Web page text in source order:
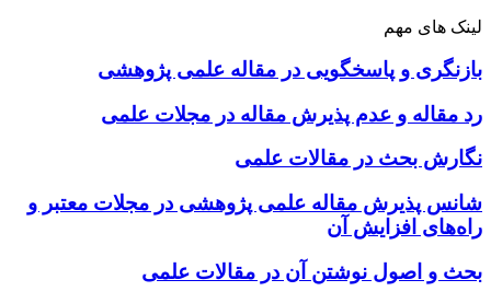
لینک های مهم
بازنگری و پاسخگویی در مقاله علمی پژوهشی
رد مقاله و عدم پذیرش مقاله در مجلات علمی
نگارش بحث در مقالات علمی
شانس پذیرش مقاله علمی پژوهشی در مجلات معتبر و
راه‌های افزایش آن
بحث و اصول نوشتن آن در مقالات علمی